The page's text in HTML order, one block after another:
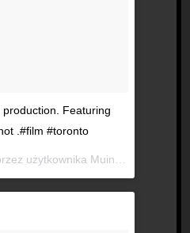
Featuring
.#film #toronto